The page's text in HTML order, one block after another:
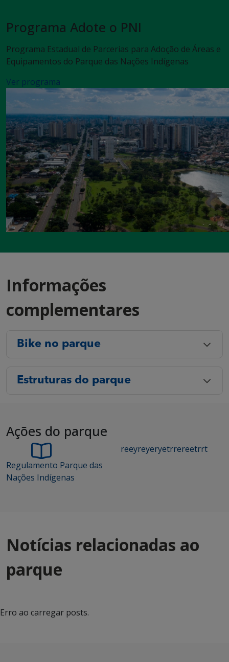
Programa Adote o PNI
Programa Estadual de Parcerias para Adoção de Áreas e
Equipamentos do Parque das Nações Indígenas
Ver programa
Informações
complementares
Bike no parque
Estruturas do parque
Ações do parque
Regulamento Parque das
Nações Indígenas
reeyreyeryetrrereetrrt
Notícias relacionadas ao
parque
Erro ao carregar posts.